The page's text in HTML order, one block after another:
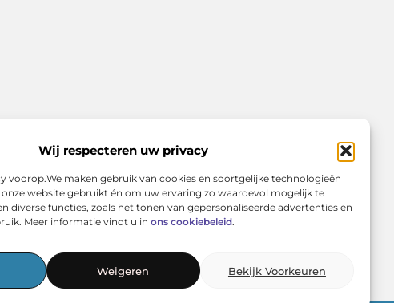
Wij respecteren uw privacy
voorop.We maken gebruik van cookies en soortgelijke technologieën
website gebruikt én om uw ervaring zo waardevol mogelijk te
diverse functies, zoals het tonen van gepersonaliseerde advertenties en
Meer informatie vindt u in ons cookiebeleid.
Weigeren Bekijk Voorkeuren